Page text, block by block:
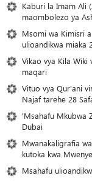
Kaburi la Imam Ali
maombolezo ya
Msomi wa Kimisri
ulioandikwa miaka
Vikao vya Kila Wiki
maqari
Vituo vya Qur'ani
Najaf tarehe 28
'Msahafu Mkubwa
Dubai
Mwanakaligrafia
kutoka kwa
Msahafu